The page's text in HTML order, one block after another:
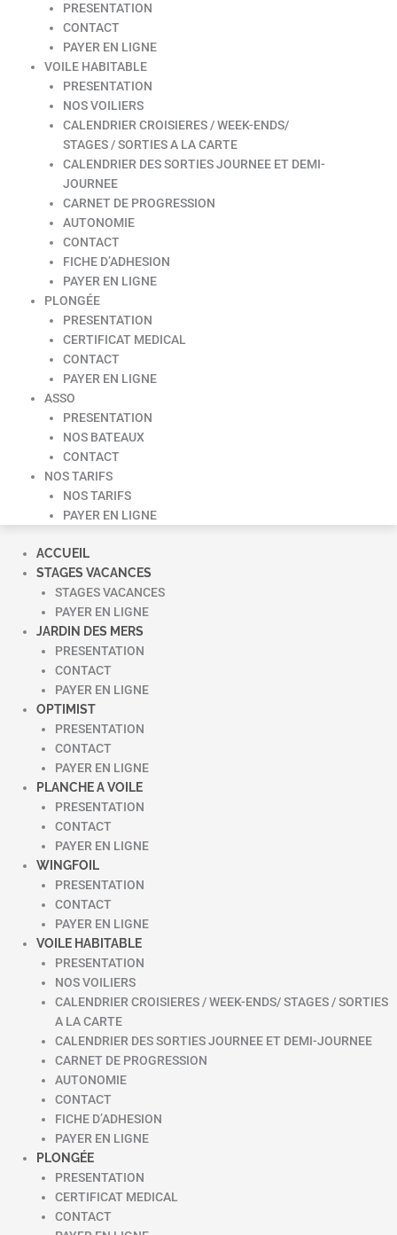
PRESENTATION
CONTACT
PAYER EN LIGNE
VOILE HABITABLE
PRESENTATION
NOS VOILIERS
CALENDRIER CROISIERES / WEEK-ENDS/
STAGES / SORTIES A LA CARTE
CALENDRIER DES SORTIES JOURNEE ET DEMI-
JOURNEE
CARNET DE PROGRESSION
AUTONOMIE
CONTACT
FICHE D’ADHESION
PAYER EN LIGNE
PLONGÉE
PRESENTATION
CERTIFICAT MEDICAL
CONTACT
PAYER EN LIGNE
ASSO
PRESENTATION
NOS BATEAUX
CONTACT
NOS TARIFS
NOS TARIFS
PAYER EN LIGNE
ACCUEIL
STAGES VACANCES
STAGES VACANCES
PAYER EN LIGNE
JARDIN DES MERS
PRESENTATION
CONTACT
PAYER EN LIGNE
OPTIMIST
PRESENTATION
CONTACT
PAYER EN LIGNE
PLANCHE A VOILE
PRESENTATION
CONTACT
PAYER EN LIGNE
WINGFOIL
PRESENTATION
CONTACT
PAYER EN LIGNE
VOILE HABITABLE
PRESENTATION
NOS VOILIERS
CALENDRIER CROISIERES / WEEK-ENDS/ STAGES / SORTIES
A LA CARTE
CALENDRIER DES SORTIES JOURNEE ET DEMI-JOURNEE
CARNET DE PROGRESSION
AUTONOMIE
CONTACT
FICHE D’ADHESION
PAYER EN LIGNE
PLONGÉE
PRESENTATION
CERTIFICAT MEDICAL
CONTACT